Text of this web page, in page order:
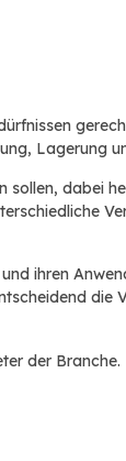
Lagerung
dabei
ihren
der Branche.